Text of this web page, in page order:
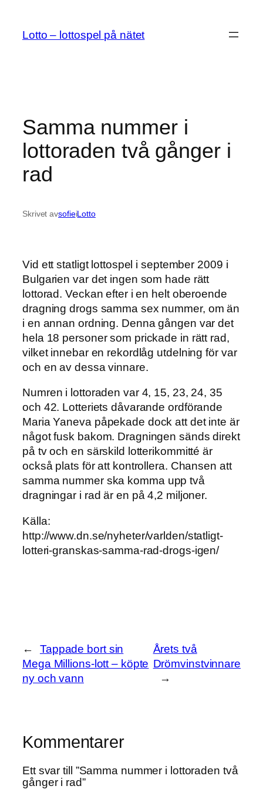
innehåll
Lotto – lottospel på nätet
Samma nummer i
lottoraden två gånger i
rad
Skrivet avsofieiLotto
Vid ett statligt lottospel i september 2009 i
Bulgarien var det ingen som hade rätt
lottorad. Veckan efter i en helt oberoende
dragning drogs samma sex nummer, om än
i en annan ordning. Denna gången var det
hela 18 personer som prickade in rätt rad,
vilket innebar en rekordlåg utdelning för var
och en av dessa vinnare.
Numren i lottoraden var 4, 15, 23, 24, 35
och 42. Lotteriets dåvarande ordförande
Maria Yaneva påpekade dock att det inte är
något fusk bakom. Dragningen sänds direkt
på tv och en särskild lotterikommitté är
också plats för att kontrollera. Chansen att
samma nummer ska komma upp två
dragningar i rad är en på 4,2 miljoner.
Källa:
http://www.dn.se/nyheter/varlden/statligt-
lotteri-granskas-samma-rad-drogs-igen/
←
Tappade bort sin
Mega Millions-lott – köpte
ny och vann
Årets två
Drömvinstvinnare
→
Kommentarer
Ett svar till ”Samma nummer i lottoraden två
gånger i rad”